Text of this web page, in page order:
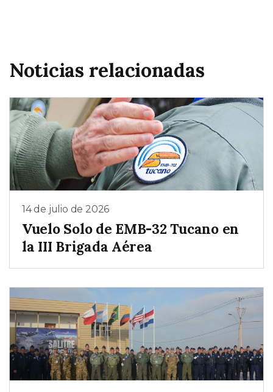
Noticias relacionadas
14 de julio de 2026
Vuelo Solo de EMB-32 Tucano en
la III Brigada Aérea